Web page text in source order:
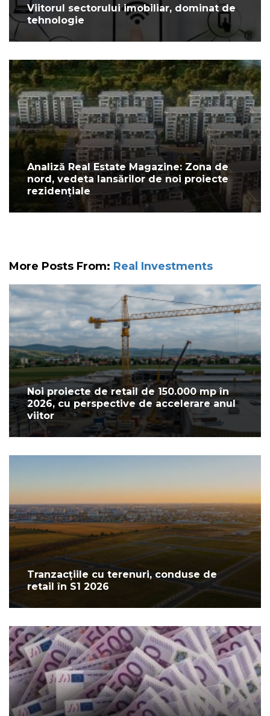
Viitorul sectorului imobiliar, dominat de
tehnologie
Analiză Real Estate Magazine: Zona de
nord, vedeta lansărilor de noi proiecte
rezidențiale
More Posts From: Real Investments
Noi proiecte de retail de 150.000 mp în
2026, cu perspective de accelerare anul
viitor
Tranzacțiile cu terenuri, conduse de
retail în S1 2026